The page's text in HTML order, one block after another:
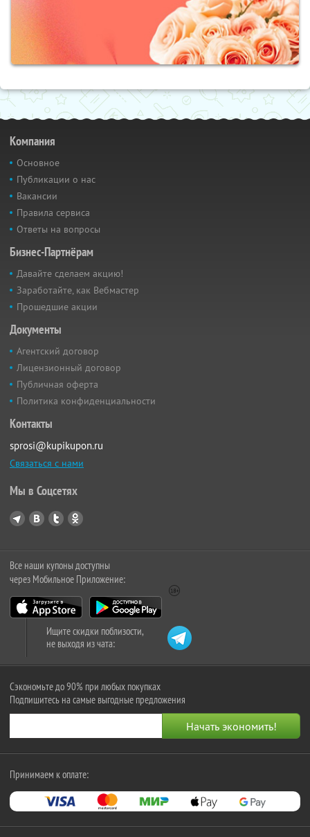
Компания
Основное
Публикации о нас
Вакансии
Правила сервиса
Ответы на вопросы
Бизнес-Партнёрам
Давайте сделаем акцию!
Заработайте, как Вебмастер
Прошедшие акции
Документы
Агентский договор
Лицензионный договор
Публичная оферта
Политика конфиденциальности
Контакты
sprosi@kupikupon.ru
Связаться с нами
Мы в Соцсетях
Все наши купоны доступны
через Мобильное Приложение:
Ищите скидки поблизости,
не выходя из чата:
Сэкономьте до 90% при любых покупках
Подпишитесь на самые выгодные предложения
Принимаем к оплате: